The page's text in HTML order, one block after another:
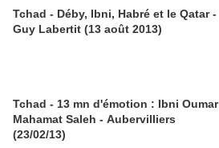
Tchad - Déby, Ibni, Habré et le Qatar -
Guy Labertit (13 août 2013)
Tchad - 13 mn d'émotion : Ibni Oumar
Mahamat Saleh - Aubervilliers
(23/02/13)